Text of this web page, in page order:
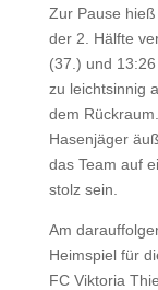
Zur Pause
der 2. Hälfte
(37.) und
zu leichtsinnig
dem
Hasenjäger
das Team auf
stolz sein.
Am
Heimspiel für
FC Viktoria